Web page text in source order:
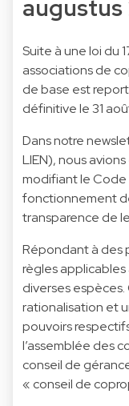
augustus
Suite à une loi du
associations de
de base est
définitive le 31
Dans notre
LIEN), nous
modifiant le Code
fonctionnement
transparence de
Répondant à des
règles
diverses
rationalisation et
pouvoirs
l’assemblée des
conseil de
« conseil de